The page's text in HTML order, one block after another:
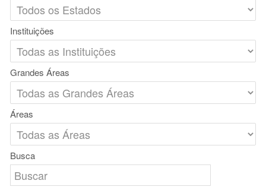
Instituições
Grandes Áreas
Áreas
Busca